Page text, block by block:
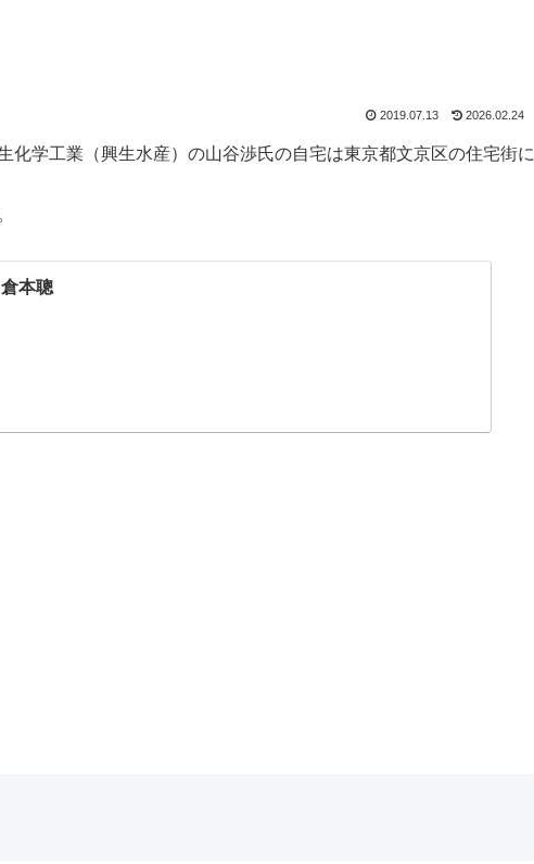
2019.07.13 2026.02.24
化学工業（興生水産）の山谷渉氏の自宅は東京都文京区の住宅街に
倉本聰